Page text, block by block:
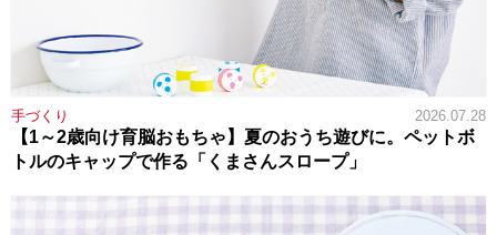
手づくり 2026.07.28
【1～2歳向け育脳おもちゃ】夏のおうち遊びに。ペットボ
トルのキャップで作る「くまさんスロープ」